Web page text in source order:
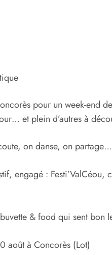
pour un week-end
et plein d’autres à
on danse, on partage…
engagé : Festi’ValCéou,
& food qui sent bon
août à Concorès (Lot)